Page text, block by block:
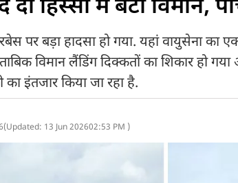
हिस्सों में बंटा विमान,
पर बड़ा हादसा हो गया. यहां वायुसेना का एक
विमान लैंडिंग दिक्कतों का शिकार हो
इंतजार किया जा रहा है.
(Updated: 13 Jun 202602:53 PM )